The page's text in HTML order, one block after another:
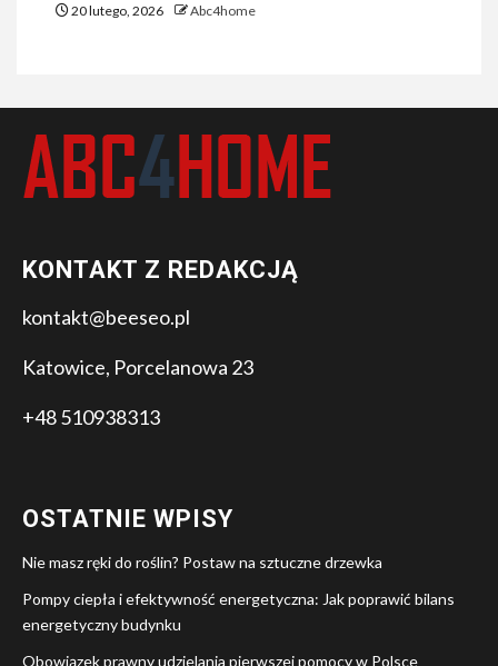
20 lutego, 2026 Abc4home
KONTAKT Z REDAKCJĄ
kontakt@beeseo.pl
Katowice, Porcelanowa 23
+48 510938313
OSTATNIE WPISY
Nie masz ręki do roślin? Postaw na sztuczne drzewka
Pompy ciepła i efektywność energetyczna: Jak poprawić bilans
energetyczny budynku
Obowiązek prawny udzielania pierwszej pomocy w Polsce